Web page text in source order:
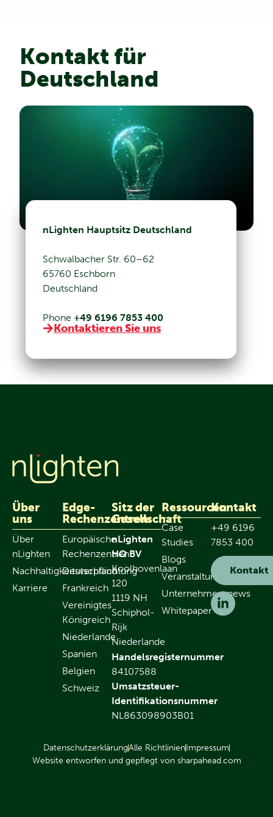
Kontakt für
Deutschland
nLighten Hauptsitz Deutschland
Schwalbacher Str. 60–62
65760 Eschborn
Deutschland
Phone +49 6196 7853 400
Kontaktieren Sie uns
Über
uns
Über
nLighten
Nachhaltigkeitsverpflichtung
Karriere
Edge-
Rechenzentren
Europäische
Rechenzentren
Deutschland
Frankreich
Vereinigtes
Königreich
Niederlande
Spanien
Belgien
Schweiz
Sitz der
Gesellschaft
nLighten
HQ BV
Koolhovenlaan
120
1119 NH
Schiphol-
Rijk
Niederlande
Handelsregisternummer
84107588
Umsatzsteuer-
Identifikationsnummer
NL863098903B01
Ressourcen
Case
Studies
Blogs
Veranstaltungen
Unternehmensnews
Whitepaper
Kontakt
+49 6196
7853 400
Kontakt
DatenschutzerklärungAlle RichtlinienImpressum
Website entworfen und gepflegt von sharpahead.com